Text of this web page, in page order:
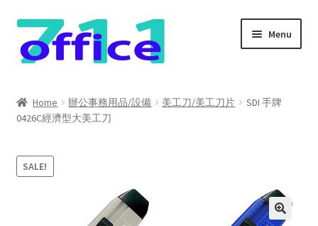
Skip
to
navigation
Skip
to
content
Menu
我的帳號
結帳
Home 辦公事務用品/設備 美工刀/美工刀片
SDI 手牌
0426C經濟型大美工刀
SALE!